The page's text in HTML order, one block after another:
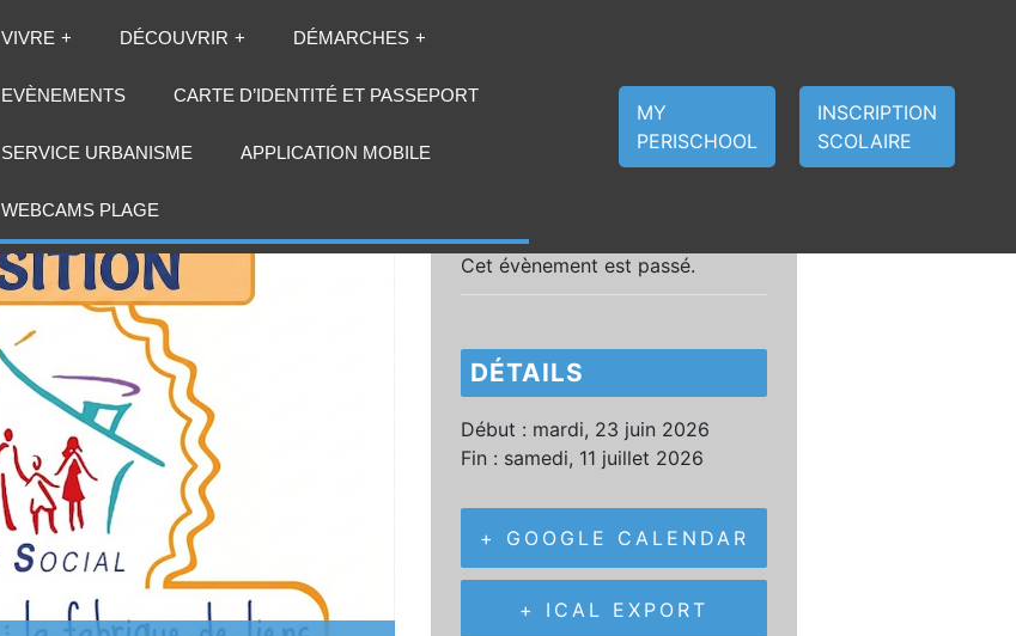
VIVRE DÉCOUVRIR DÉMARCHES
EVÈNEMENTS CARTE D’IDENTITÉ ET PASSEPORT
SERVICE URBANISME APPLICATION MOBILE
WEBCAMS PLAGE
MY
PERISCHOOL
INSCRIPTION
SCOLAIRE
Cet évènement est passé.
DÉTAILS
Début : mardi, 23 juin 2026
Fin : samedi, 11 juillet 2026
+ GOOGLE CALENDAR
+ ICAL EXPORT